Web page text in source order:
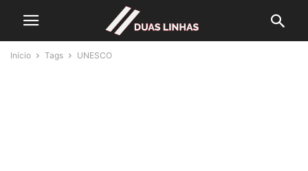
Início Tags UNESCO